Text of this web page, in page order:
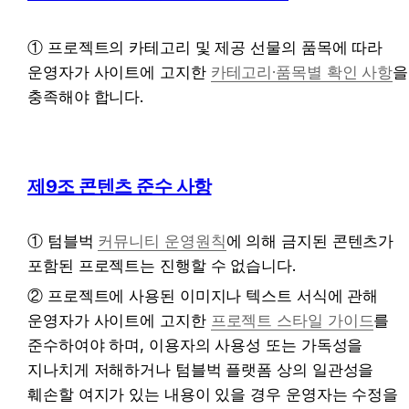
① 프로젝트의 카테고리 및 제공 선물의 품목에 따라
운영자가 사이트에 고지한 카테고리·품목별 확인 사항을
충족해야 합니다.
제9조 콘텐츠 준수 사항
① 텀블벅 커뮤니티 운영원칙에 의해 금지된 콘텐츠가
포함된 프로젝트는 진행할 수 없습니다.
② 프로젝트에 사용된 이미지나 텍스트 서식에 관해
운영자가 사이트에 고지한 프로젝트 스타일 가이드를
준수하여야 하며, 이용자의 사용성 또는 가독성을
지나치게 저해하거나 텀블벅 플랫폼 상의 일관성을
훼손할 여지가 있는 내용이 있을 경우 운영자는 수정을